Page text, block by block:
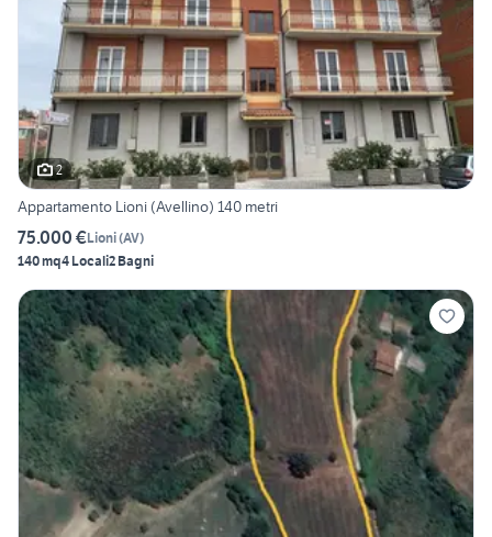
2
Appartamento Lioni (Avellino) 140 metri
75.000 €Lioni(AV)
140 mq4 Locali2 Bagni